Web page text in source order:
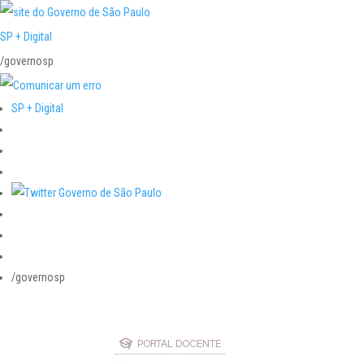
SP + Digital
/governosp
SP + Digital
/governosp
PORTAL DOCENTE